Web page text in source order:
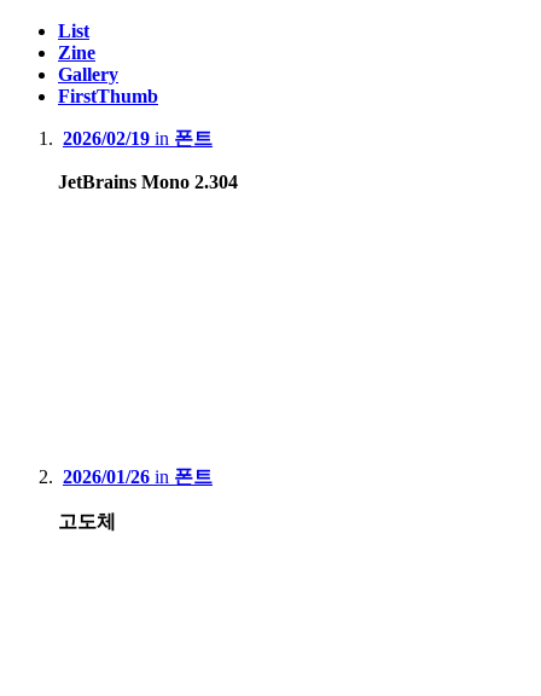
List
Zine
Gallery
FirstThumb
2026/02/19 in 폰트
JetBrains Mono 2.304
2026/01/26 in 폰트
고도체